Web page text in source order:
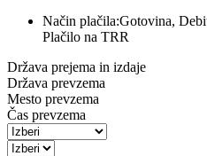
Način plačila:Gotovina,
Plačilo na TRR
Država prejema in izdaje
Država prevzema
Mesto prevzema
Čas prevzema